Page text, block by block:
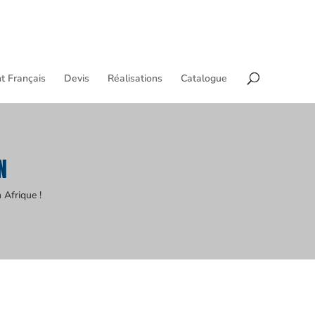
Français Devis Réalisations Catalogue
Afrique !